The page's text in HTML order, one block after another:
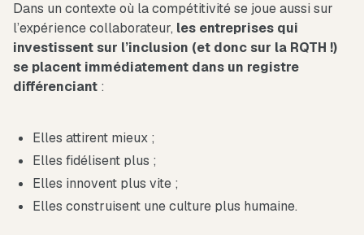
Dans un contexte où la compétitivité se joue aussi sur
l’expérience collaborateur, les entreprises qui
investissent sur l’inclusion (et donc sur la RQTH !)
se placent immédiatement dans un registre
différenciant :
Elles attirent mieux ;
Elles fidélisent plus ;
Elles innovent plus vite ;
Elles construisent une culture plus humaine.